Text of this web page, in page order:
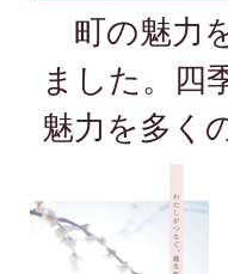
町の魅力
ました。四
魅力を多く